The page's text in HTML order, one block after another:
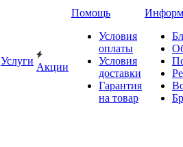
Услуги
Акции
Помощь
Условия
оплаты
Условия
доставки
Гарантия
на товар